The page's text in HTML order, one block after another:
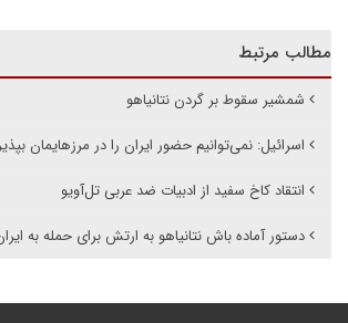
مطالب مرتبط
شمشیر سقوط بر گردن نتانیاهو
اسرائیل: نمی‌توانیم حضور ایران را در مرزهایمان
انتقاد کاخ سفید از ادبیات ضد عربی تل‌آویو
دستور آماده باش نتانیاهو به ارتش برای حمله به